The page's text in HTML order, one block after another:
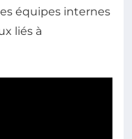
équipes internes
liés à